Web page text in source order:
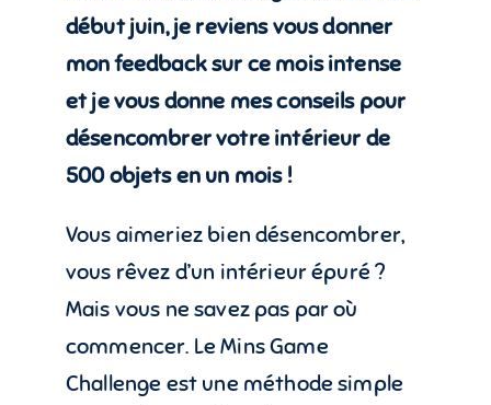
début juin, je reviens vous donner
mon feedback sur ce mois intense
et je vous donne mes conseils pour
désencombrer votre intérieur de
500 objets en un mois !
Vous aimeriez bien désencombrer,
vous rêvez d’un intérieur épuré ?
Mais vous ne savez pas par où
commencer. Le Mins Game
Challenge est une méthode simple